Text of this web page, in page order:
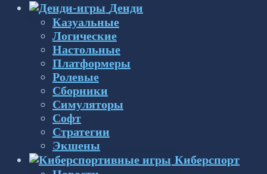
Денди
Казуальные
Логические
Настольные
Платформеры
Ролевые
Сборники
Симуляторы
Софт
Стратегии
Экшены
Киберспорт